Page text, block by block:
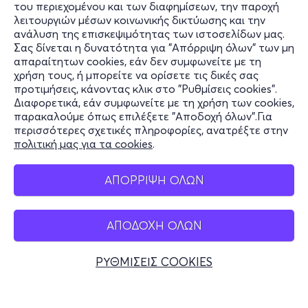
του περιεχομένου και των διαφημίσεων, την παροχή
λειτουργιών μέσων κοινωνικής δικτύωσης και την
ανάλυση της επισκεψιμότητας των ιστοσελίδων μας.
Σας δίνεται η δυνατότητα για "Απόρριψη όλων" των μη
απαραίτητων cookies, εάν δεν συμφωνείτε με τη
χρήση τους, ή μπορείτε να ορίσετε τις δικές σας
προτιμήσεις, κάνοντας κλικ στο "Ρυθμίσεις cookies".
Διαφορετικά, εάν συμφωνείτε με τη χρήση των cookies,
παρακαλούμε όπως επιλέξετε "Αποδοχή όλων".Για
περισσότερες σχετικές πληροφορίες, ανατρέξτε στην
πολιτική μας για τα cookies.
ΑΠΟΡΡΙΨΗ ΟΛΩΝ
ΑΠΟΔΟΧΗ ΟΛΩΝ
ΡΥΘΜΙΣΕΙΣ COOKIES
Επίσημη ιστοσελίδα: www.thesweetfactory.gr
Μέρος:Παλιό Αμαξοστάσιο ΟΣΥ, Πειραιώς & Ερμού,
Γκάζι (Μετρό Κεραμεικός)
Site:www.thesweetfactory.gr
Πληροφορίες
Υποστήριξη
Stay Connected
Mobile app